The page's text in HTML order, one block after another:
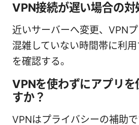
VPN接続が遅い場合の対
近いサーバーへ変更、VPNプ
混雑していない時間帯に利
を確認する。
VPNを使わずにアプリを
すか？
VPNはプライバシーの補助